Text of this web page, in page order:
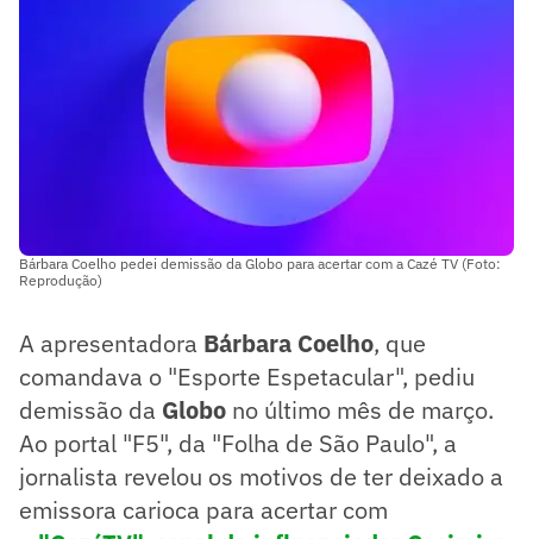
Bárbara Coelho pedei demissão da Globo para acertar com a Cazé TV (Foto:
Reprodução)
A apresentadora Bárbara Coelho, que
comandava o "Esporte Espetacular", pediu
demissão da Globo no último mês de março.
Ao portal "F5", da "Folha de São Paulo", a
jornalista revelou os motivos de ter deixado a
emissora carioca para acertar com